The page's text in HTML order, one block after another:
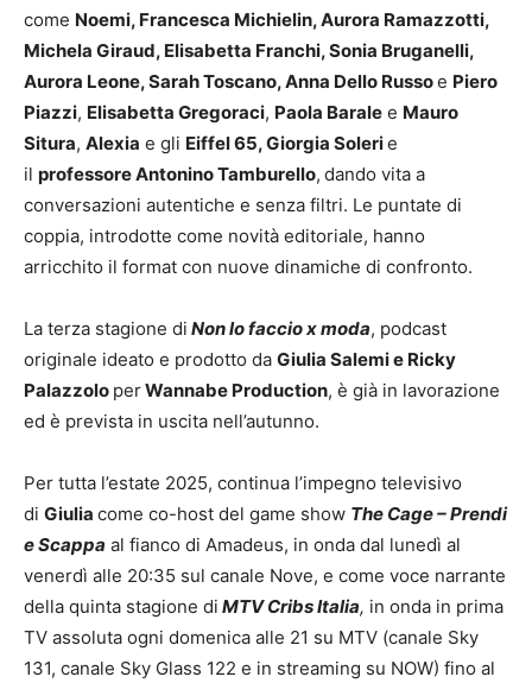
come Noemi, Francesca Michielin, Aurora Ramazzotti,
Michela Giraud, Elisabetta Franchi, Sonia Bruganelli,
Aurora Leone, Sarah Toscano, Anna Dello Russoe Piero
Piazzi, Elisabetta Gregoraci, Paola Barale e Mauro
Situra, Alexia e gli Eiffel 65, Giorgia Solerie
il professore Antonino Tamburello, dando vita a
conversazioni autentiche e senza filtri. Le puntate di
coppia, introdotte come novità editoriale, hanno
arricchito il format con nuove dinamiche di confronto.
La terza stagione di Non lo faccio x moda, podcast
originale ideato e prodotto da Giulia Salemi e Ricky
Palazzolo perWannabe Production, è già in lavorazione
ed è prevista in uscita nell’autunno.
Per tutta l’estate 2025, continua l’impegno televisivo
di Giulia come co-host del game show The Cage – Prendi
e Scappa al fianco di Amadeus, in onda dal lunedì al
venerdì alle 20:35 sul canale Nove, e come voce narrante
della quinta stagione di MTV Cribs Italia, in onda in prima
TV assoluta ogni domenica alle 21 su MTV (canale Sky
131, canale Sky Glass 122 e in streaming su NOW) fino al